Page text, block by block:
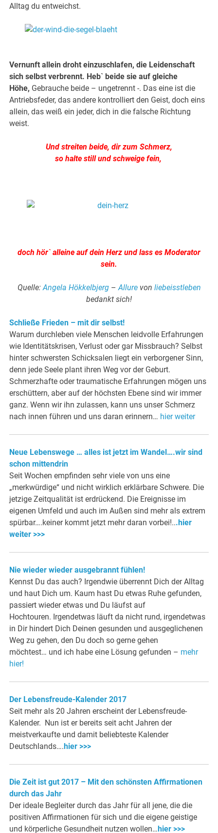
Alltag du entweichst.
Vernunft allein droht einzuschlafen, die Leidenschaft
sich selbst verbrennt. Heb` beide sie auf gleiche
Höhe, Gebrauche beide – ungetrennt -. Das eine ist die
Antriebsfeder, das andere kontrolliert den Geist, doch eins
allein, das weiß ein jeder, dich in die falsche Richtung
weist.
Und streiten beide, dir zum Schmerz,
so halte still und schweige fein,
doch hör` alleine auf dein Herz und lass es Moderator
sein.
Quelle:Angela Hökkelbjerg –Allure von liebeisstleben
bedankt sich!
Schließe Frieden – mit dir selbst!
Warum durchleben viele Menschen leidvolle Erfahrungen
wie Identitätskrisen, Verlust oder gar Missbrauch? Selbst
hinter schwersten Schicksalen liegt ein verborgener Sinn,
denn jede Seele plant ihren Weg vor der Geburt.
Schmerzhafte oder traumatische Erfahrungen mögen uns
erschüttern, aber auf der höchsten Ebene sind wir immer
ganz. Wenn wir ihn zulassen, kann uns unser Schmerz
nach innen führen und uns daran erinnern… hier weiter
Neue Lebenswege … alles ist jetzt im Wandel….wir sind
schon mittendrin
Seit Wochen empfinden sehr viele von uns eine
„merkwürdige“ und nicht wirklich erklärbare Schwere. Die
jetzige Zeitqualität ist erdrückend. Die Ereignisse im
eigenen Umfeld und auch im Außen sind mehr als extrem
spürbar….keiner kommt jetzt mehr daran vorbei!...hier
weiter >>>
Nie wieder wieder ausgebrannt fühlen!
Kennst Du das auch? Irgendwie überrennt Dich der Alltag
und haut Dich um. Kaum hast Du etwas Ruhe gefunden,
passiert wieder etwas und Du läufst auf
Hochtouren. Irgendetwas läuft da nicht rund, irgendetwas
in Dir hindert Dich Deinen gesunden und ausgeglichenen
Weg zu gehen, den Du doch so gerne gehen
möchtest… und ich habe eine Lösung gefunden – mehr
hier!
Der Lebensfreude-Kalender 2017
Seit mehr als 20 Jahren erscheint der Lebensfreude-
Kalender. Nun ist er bereits seit acht Jahren der
meistverkaufte und damit beliebteste Kalender
Deutschlands…. hier >>>
Die Zeit ist gut 2017 – Mit den schönsten Affirmationen
durch das Jahr
Der ideale Begleiter durch das Jahr für all jene, die die
positiven Affirmationen für sich und die eigene geistige
und körperliche Gesundheit nutzen wollen… hier >>>